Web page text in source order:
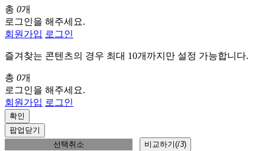
총 0개
로그인을 해주세요.
회원가입 로그인
즐겨찾는 콘텐츠의 경우 최대 10개까지만 설정 가능합니다.
총 0개
로그인을 해주세요.
회원가입 로그인
확인
팝업닫기
선택취소
비교하기(/3)